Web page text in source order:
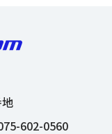
602-0560